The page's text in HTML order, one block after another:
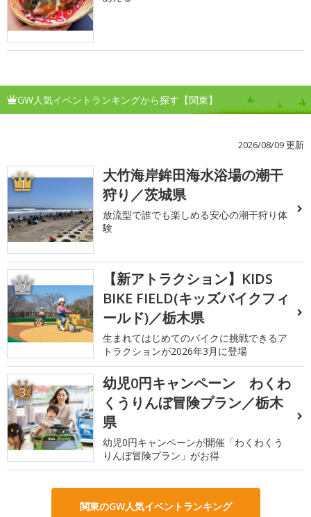
GW人気イベントランキングから探す【関東】
2026/08/09 更新
1
大竹海岸鉾田海水浴場の潮干
狩り／茨城県
放流型で誰でも楽しめる安心の潮干狩り体
験
2
【新アトラクション】KIDS
BIKE FIELD(キッズバイクフィ
ールド)／栃木県
生まれてはじめてのバイクに挑戦できるア
トラクションが2026年3月に登場
3
幼児0円キャンペーン わくわ
くうりんぼ冒険プラン／栃木
県
幼児0円キャンペーンが開催「わくわくう
りんぼ冒険プラン」がお得
関東のGW人気イベントランキング